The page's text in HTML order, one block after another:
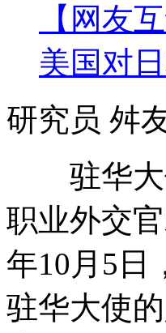
【网友
美国对
研究员 舛
驻华大
职业外交
年10月5日
驻华大使